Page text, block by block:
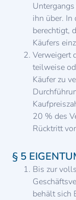
ihn über.
berechtigt,
Käufers
Verweigert
teilweise
Käufer zu
20 % des
Rücktritt
§ 5
Bis zur
behält sich